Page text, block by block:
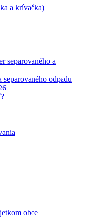
a krívačka)
separovaného a
separovaného odpadu
obce